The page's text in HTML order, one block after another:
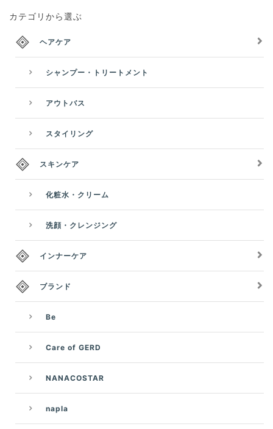
カテゴリから選ぶ
ヘアケア
シャンプー・トリートメント
アウトバス
スタイリング
スキンケア
化粧水・クリーム
洗顔・クレンジング
インナーケア
ブランド
Be
Care of GERD
NANACOSTAR
napla